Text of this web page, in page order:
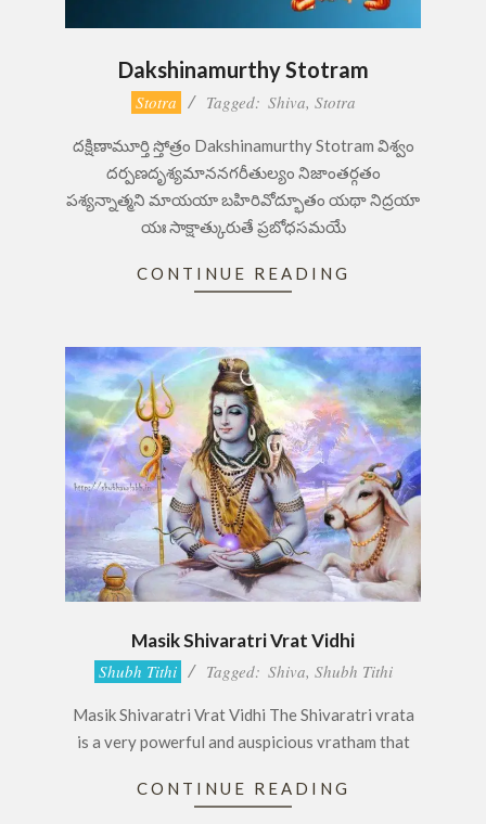
Dakshinamurthy Stotram
27
Stotra Tagged: Shiva, Stotra
దక్షిణామూర్తి స్తోత్రం Dakshinamurthy Stotram విశ్వం
దర్పణదృశ్యమాననగరీతుల్యం నిజాంతర్గతం
పశ్యన్నాత్మని మాయయా బహిరివోద్భూతం యథా నిద్రయా
యః సాక్షాత్కురుతే ప్రబోధసమయే
CONTINUE READING
Masik Shivaratri Vrat Vidhi
2017-
20
Shubh Tithi Tagged: Shiva, Shubh Tithi
Masik Shivaratri Vrat Vidhi The Shivaratri vrata
is a very powerful and auspicious vratham that
CONTINUE READING